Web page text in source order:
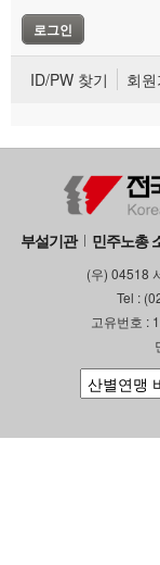
ID/PW 찾기 회
부설기관 민주노총
(우) 04518
Tel :
고유번호 :